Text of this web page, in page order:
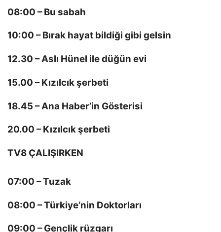
08:00 – Bu sabah
10:00 – Bırak hayat bildiği gibi gelsin
12.30 – Aslı Hünel ile düğün evi
15.00 – Kızılcık şerbeti
18.45 – Ana Haber’in Gösterisi
20.00 – Kızılcık şerbeti
TV8 ÇALIŞIRKEN
07:00 – Tuzak
08:00 – Türkiye’nin Doktorları
09:00 – Gençlik rüzgarı